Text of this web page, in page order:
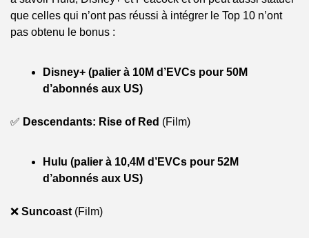
que celles qui n’ont pas réussi à intégrer le Top 10 n’ont
pas obtenu le bonus :
Disney+ (palier à 10M d’EVCs pour 50M
d’abonnés aux US)
✅ Descendants: Rise of Red (Film)
Hulu (palier à 10,4M d’EVCs pour 52M
d’abonnés aux US)
❌ Suncoast (Film)